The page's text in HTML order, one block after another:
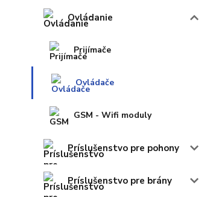
Ovládanie
Prijímače
Ovládače
GSM - Wifi moduly
Príslušenstvo pre pohony
Príslušenstvo pre brány